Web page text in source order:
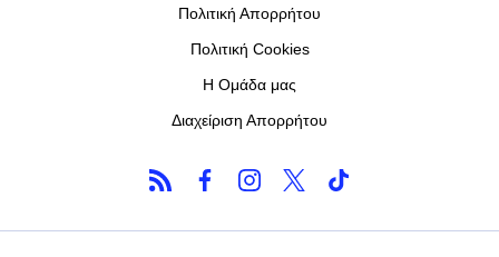
Πολιτική Απορρήτου
Πολιτική Cookies
Η Ομάδα μας
Διαχείριση Απορρήτου